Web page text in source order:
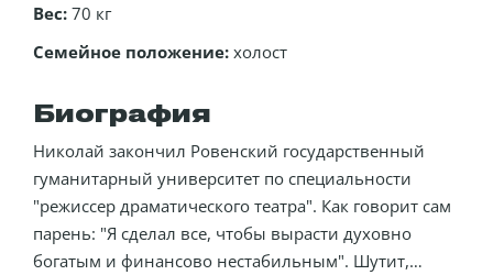
Вес: 70 кг
Семейное положение: холост
Биография
Николай закончил Ровенский государственный
гуманитарный университет по специальности
"режиссер драматического театра". Как говорит сам
парень: "Я сделал все, чтобы вырасти духовно
богатым и финансово нестабильным". Шутит,